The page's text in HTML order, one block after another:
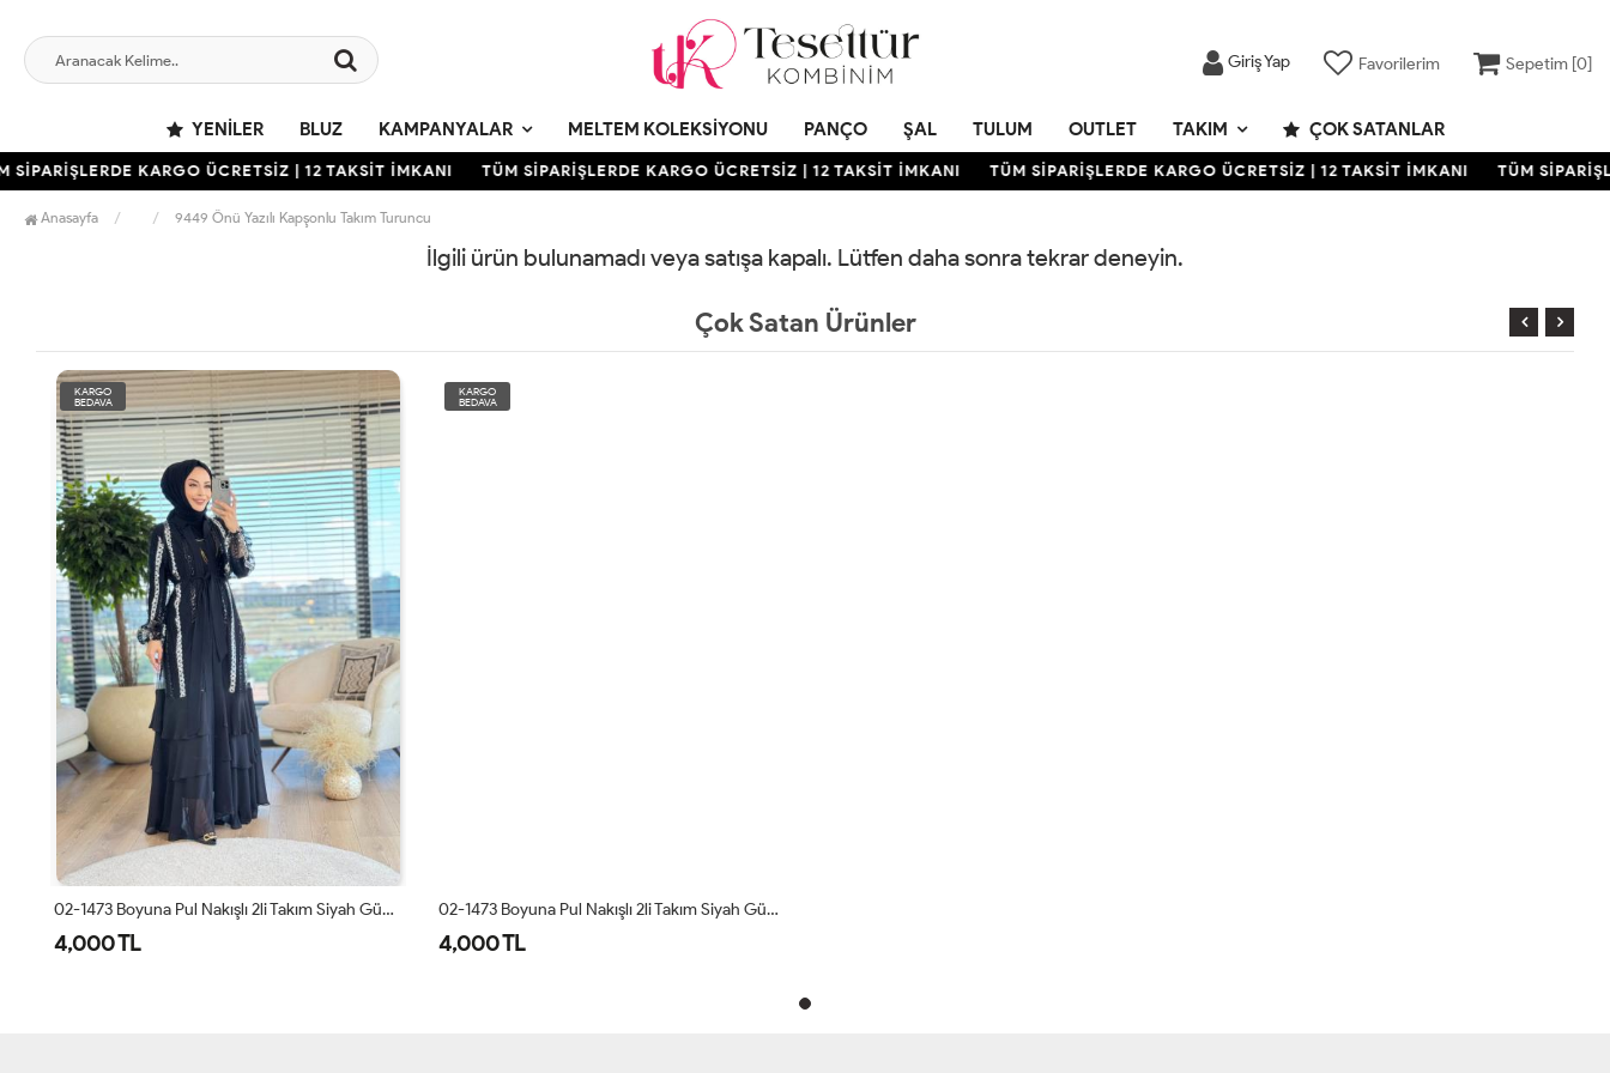
Giriş Yap Favorilerim Sepetim [0]
YENILER BLUZ KAMPANYALAR MELTEM KOLEKSIYONU PANÇO ŞAL TULUM OUTLET TAKIM ÇOK SATANLAR
SİPARİŞLERDE KARGO ÜCRETSİZ | 12 TAKSİT İMKANI TÜM SİPARİŞLERDE KARGO ÜCRETSİZ | 12 TAKSİT İMKANI TÜM SİPARİŞLERDE KARGO ÜCRETSİZ | 12 TAKSİT İMKANI TÜM
Anasayfa 9449 Önü Yazılı Kapşonlu Takım Turuncu
İlgili ürün bulunamadı veya satışa kapalı. Lütfen daha sonra tekrar deneyin.
Çok Satan Ürünler
KARGO
BEDAVA
02-1473 Boyuna Pul Nakışlı 2li Takım Siyah Gümüş
4,000 TL
KARGO
BEDAVA
02-1473 Boyuna Pul Nakışlı 2li Takım Siyah Gümüş
4,000 TL